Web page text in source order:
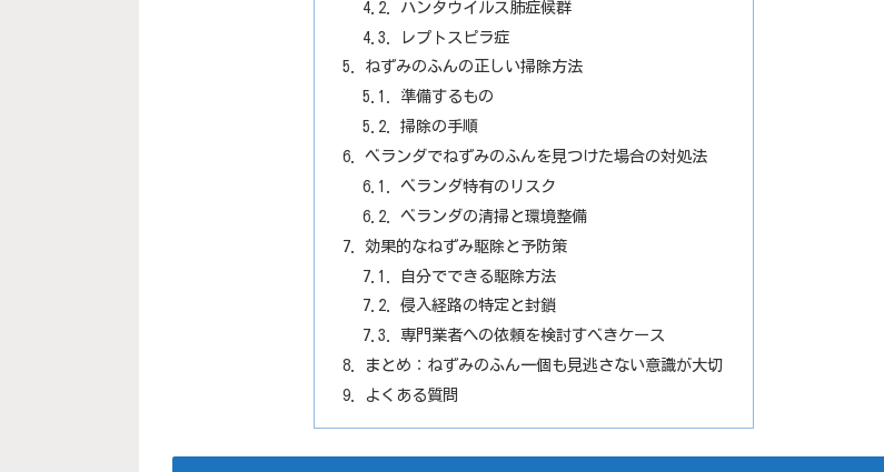
ハンタウイルス肺症候群
レプトスピラ症
ねずみのふんの正しい掃除方法
準備するもの
掃除の手順
ベランダでねずみのふんを見つけた場合の対処法
ベランダ特有のリスク
ベランダの清掃と環境整備
効果的なねずみ駆除と予防策
自分でできる駆除方法
侵入経路の特定と封鎖
専門業者への依頼を検討すべきケース
まとめ：ねずみのふん一個も見逃さない意識が大切
よくある質問